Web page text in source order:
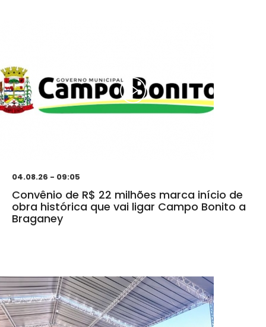
04.08.26 - 09:05
Convênio de R$ 22 milhões marca início de
obra histórica que vai ligar Campo Bonito a
Braganey